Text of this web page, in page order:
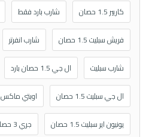
كاريير 1.5 حصان شارب بارد فقط
فريش سبليت 1.5 حصان شارب انفرتر
شارب سبليت ال جي 1.5 حصان بارد
ال جي سبليت 1.5 حصان اوبتي ماكس
يونيون اير سبليت 1.5 حصان جري 3 حصان